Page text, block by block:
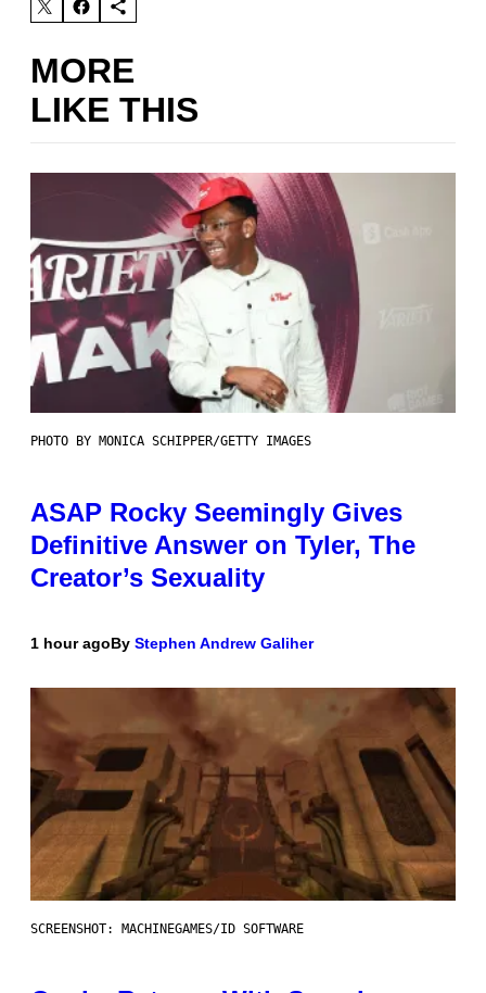
MORE
LIKE THIS
PHOTO BY MONICA SCHIPPER/GETTY IMAGES
ASAP Rocky Seemingly Gives
Definitive Answer on Tyler, The
Creator’s Sexuality
1 hour agoBy Stephen Andrew Galiher
SCREENSHOT: MACHINEGAMES/ID SOFTWARE